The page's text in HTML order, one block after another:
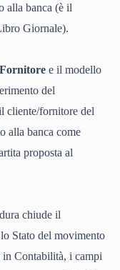
alla banca (è il
Giornale).
e il modello
del
cliente/fornitore del
alla banca come
proposta al
chiude il
Stato del movimento
Contabilità, i campi